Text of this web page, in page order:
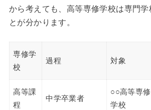
から考えても、高等専修学校は専門学
とが分かります。
専修学
校
過程 対象
高等課
程
中学卒業者
○○高等専修
学校